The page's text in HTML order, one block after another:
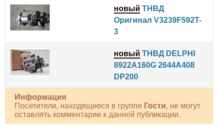
новый ТНВД
Оригинал V3239F592T-
3
новый ТНВД DELPHI
8922A160G 2644A408
DP200
Информация
Посетители, находящиеся в группе Гости, не могут
оставлять комментарии к данной публикации.